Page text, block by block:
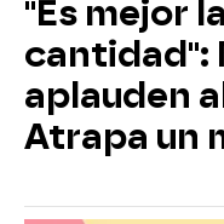
"Es mejor
cantidad":
aplauden
Atrapa un